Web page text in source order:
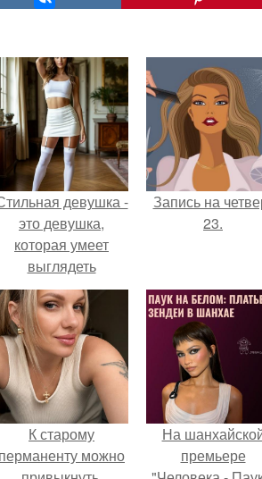
девушка -
это девушка,
которая умеет
выглядеть
привлекательно и
элегантно в любои
ситуации.
Запись на
23.
К старому
перманенту можно
На
премьере